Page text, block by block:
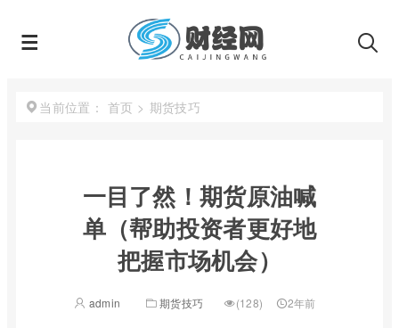
当前位置： 首页 > 期货技巧
一目了然！期货原油喊
单（帮助投资者更好地
把握市场机会）
admin 期货技巧 (128) 2年前